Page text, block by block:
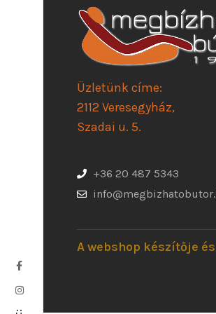
Üzletünk címe:
2112 Veresegyház,
Szadai u. 5.
+36 20 487 5343
A webshop készítője